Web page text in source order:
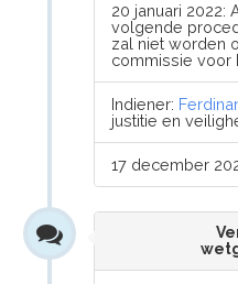
20 januari 2022:
volgende
zal niet worden
commissie voor
Indiener:
justitie en
17 december